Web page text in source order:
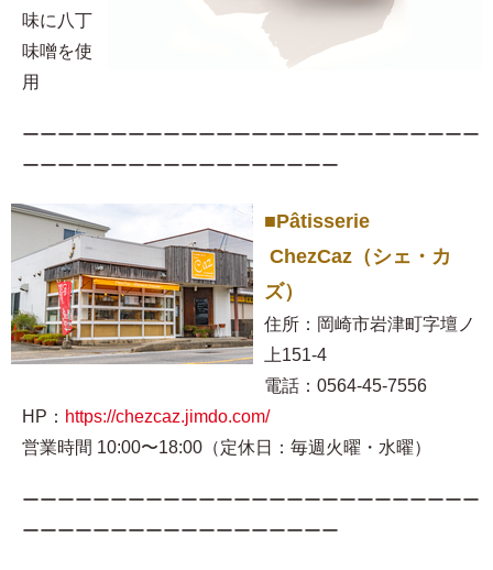
味に八丁
味噌を使
用​
ーーーーーーーーーーーーーーーーーーーーーーーーーー
ーーーーーーーーーーーーーーーーーー
■Pâtisserie
ChezCaz（シェ・カ
ズ）
住所：岡崎市岩津町字壇ノ
上151-4
電話：0564-45-7556
HP： https://chezcaz.jimdo.com/
営業時間 10:00〜18:00（定休日：毎週火曜・水曜）
ーーーーーーーーーーーーーーーーーーーーーーーーーー
ーーーーーーーーーーーーーーーーーー